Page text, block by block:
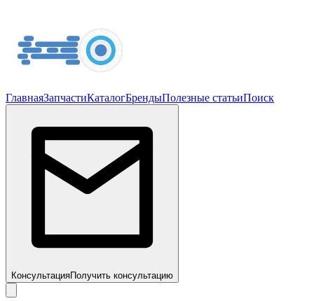
ГлавнаяЗапчастиКаталогБрендыПолезные статьиПоиск
КонсультацияПолучить консультацию